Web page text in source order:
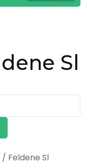
Sl
Feldene Sl